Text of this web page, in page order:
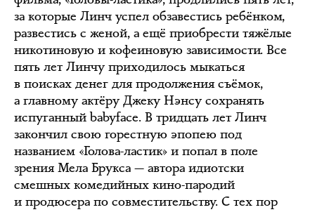
за которые Линч успел обзавестись ребёнком,
развестись с женой, а ещё приобрести тяжёлые
никотиновую и кофеиновую зависимости. Все
пять лет Линчу приходилось мыкаться
в поисках денег для продолжения съёмок,
а главному актёру Джеку Нэнсу сохранять
испуганный babyface. В тридцать лет Линч
закончил свою горестную эпопею под
названием «Голова-ластик» и попал в поле
зрения Мела Брукса — автора идиотски
смешных комедийных кино-пародий
и продюсера по совместительству. С тех пор